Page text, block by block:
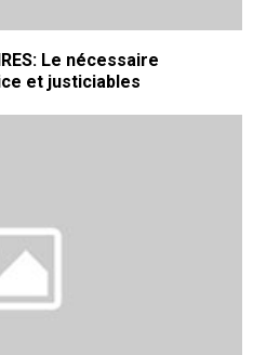
Le nécessaire
et justiciables